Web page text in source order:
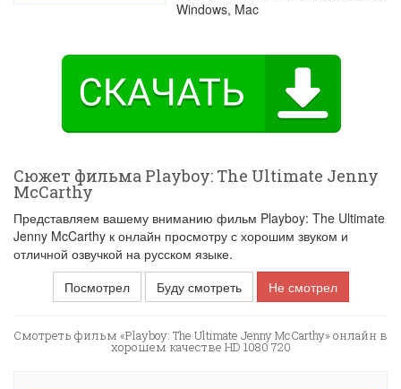
Windows, Mac
Сюжет фильма Playboy: The Ultimate Jenny
McCarthy
Представляем вашему вниманию фильм Playboy: The Ultimate
Jenny McCarthy к онлайн просмотру с хорошим звуком и
отличной озвучкой на русском языке.
Посмотрел
Буду смотреть Не смотрел
Смотреть фильм «Playboy: The Ultimate Jenny McCarthy» онлайн в
хорошем качестве HD 1080 720